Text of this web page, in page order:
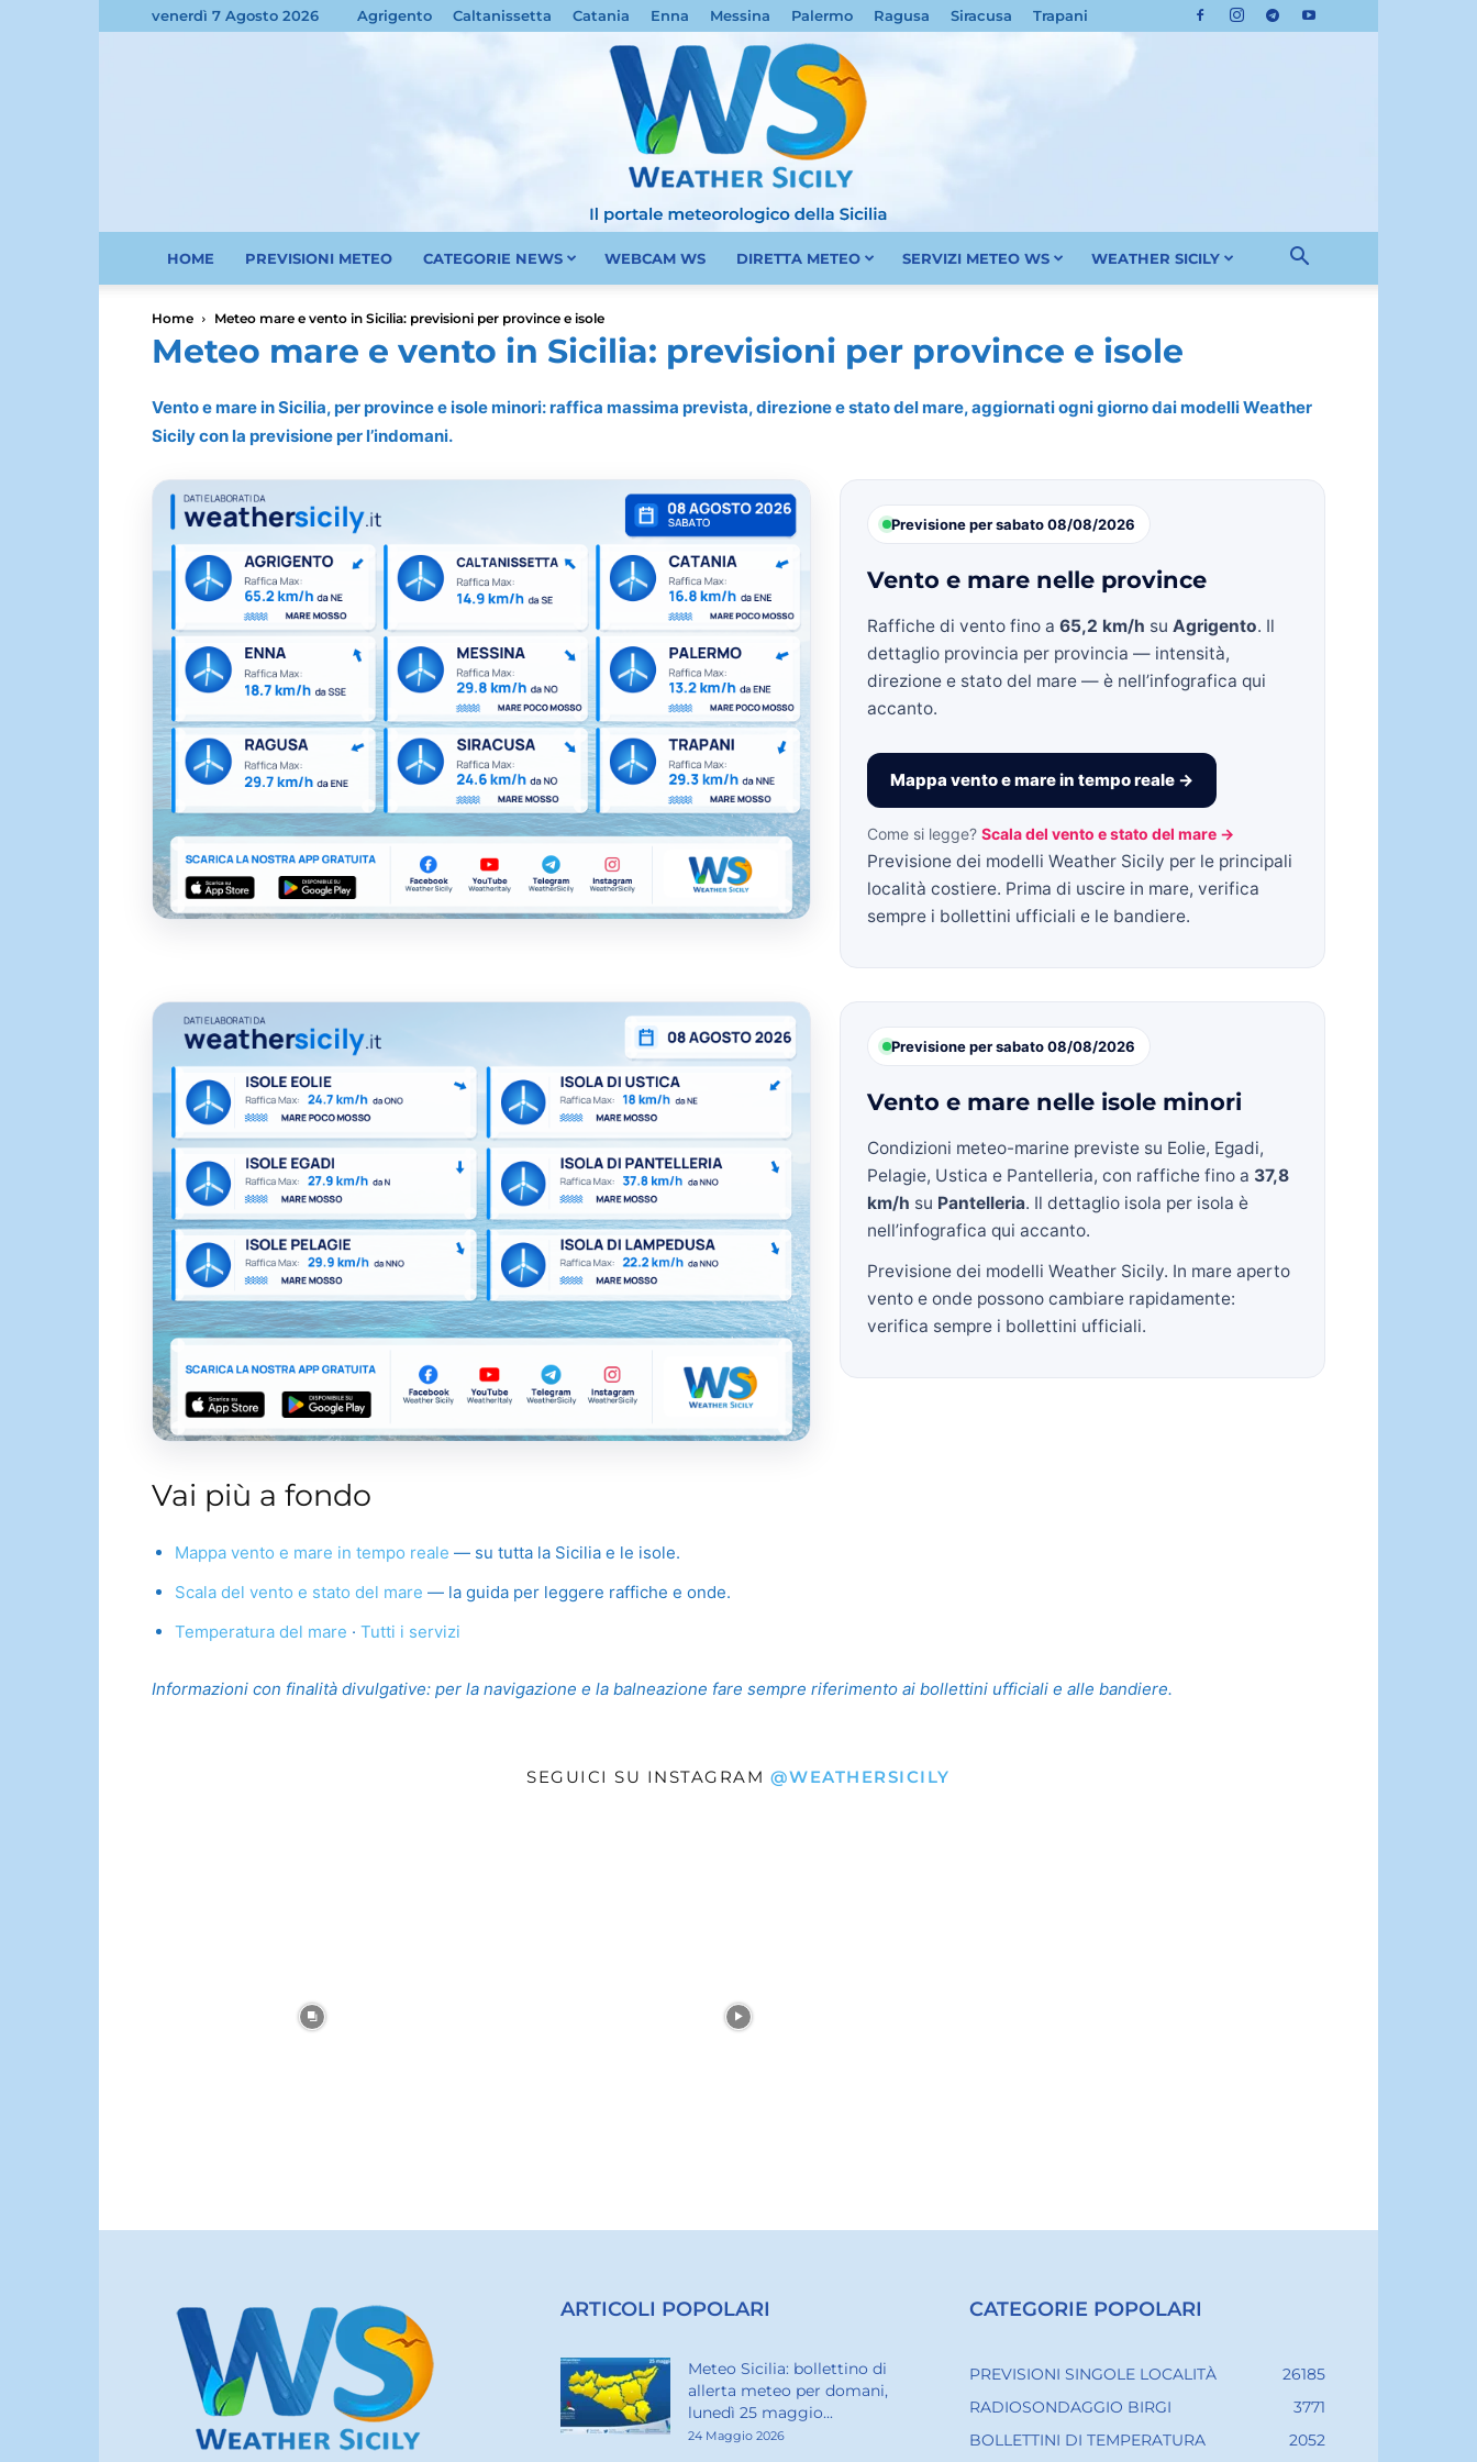
venerdì 7 Agosto 2026 Agrigento Caltanissetta Catania Enna Messina Palermo Ragusa Siracusa Trapani
Weather
Sicily.it
HOME PREVISIONI METEO CATEGORIE NEWS WEBCAM WS DIRETTA METEO SERVIZI METEO WS WEATHER SICILY
Home Meteo mare e vento in Sicilia: previsioni per province e isole
Meteo mare e vento in Sicilia: previsioni per province e isole
Vento e mare in Sicilia, per province e isole minori: raffica massima prevista, direzione e stato del mare, aggiornati ogni giorno dai modelli Weather
Sicily con la previsione per l’indomani.
Previsione per sabato 08/08/2026
Vento e mare nelle province
Raffiche di vento fino a 65,2 km/h su Agrigento. Il
dettaglio provincia per provincia — intensità,
direzione e stato del mare — è nell’infografica qui
accanto.
Mappa vento e mare in tempo reale →
Come si legge? Scala del vento e stato del mare →
Previsione dei modelli Weather Sicily per le principali
località costiere. Prima di uscire in mare, verifica
sempre i bollettini ufficiali e le bandiere.
Previsione per sabato 08/08/2026
Vento e mare nelle isole minori
Condizioni meteo-marine previste su Eolie, Egadi,
Pelagie, Ustica e Pantelleria, con raffiche fino a 37,8
km/h su Pantelleria. Il dettaglio isola per isola è
nell’infografica qui accanto.
Previsione dei modelli Weather Sicily. In mare aperto
vento e onde possono cambiare rapidamente:
verifica sempre i bollettini ufficiali.
Vai più a fondo
Mappa vento e mare in tempo reale — su tutta la Sicilia e le isole.
Scala del vento e stato del mare — la guida per leggere raffiche e onde.
Temperatura del mare · Tutti i servizi
Informazioni con finalità divulgative: per la navigazione e la balneazione fare sempre riferimento ai bollettini ufficiali e alle bandiere.
SEGUICI SU INSTAGRAM @WEATHERSICILY
ARTICOLI POPOLARI
Meteo Sicilia: bollettino di
allerta meteo per domani,
lunedì 25 maggio...
24 Maggio 2026
CATEGORIE POPOLARI
PREVISIONI SINGOLE LOCALITÀ
26185
RADIOSONDAGGIO BIRGI
3771
BOLLETTINI DI TEMPERATURA
2052